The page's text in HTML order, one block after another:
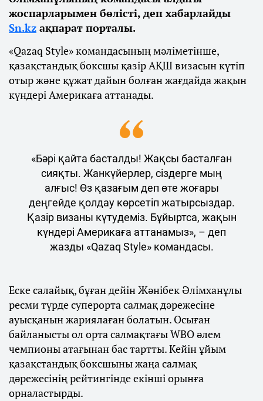
жоспарларымен бөлісті, деп хабарлайды
Sn.kz ақпарат порталы.
«Qazaq Style» командасының мәліметінше,
қазақстандық боксшы қазір АҚШ визасын күтіп
отыр және құжат дайын болған жағдайда жақын
күндері Америкаға аттанады.
«Бәрі қайта басталды! Жақсы басталған
сияқты. Жанкүйерлер, сіздерге мың
алғыс! Өз қазағым деп өте жоғары
деңгейде қолдау көрсетіп жатырсыздар.
Қазір визаны күтудеміз. Бұйыртса, жақын
күндері Америкаға аттанамыз», – деп
жазды «Qazaq Style» командасы.
Еске салайық, бұған дейін Жәнібек Әлімханұлы
ресми түрде суперорта салмақ дәрежесіне
ауысқанын жариялаған болатын. Осыған
байланысты ол орта салмақтағы WBO әлем
чемпионы атағынан бас тартты. Кейін ұйым
қазақстандық боксшыны жаңа салмақ
дәрежесінің рейтингінде екінші орынға
орналастырды.